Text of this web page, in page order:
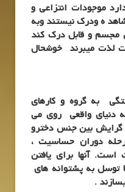
موجودات انتزاعی و
ه ودرک نیستند وبه
مجسم و قابل درک کند
لذت میبرند خوشحال
به گروه و کارهای
دنیای واقعی روی می
گرایش بین جنس دخترو
دوران حساسیت ،
آنها برای یافتن
توسل به پشتوانه های
.